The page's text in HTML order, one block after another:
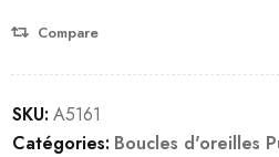
Compare
SKU: A5161
Catégories: Boucles d'oreilles